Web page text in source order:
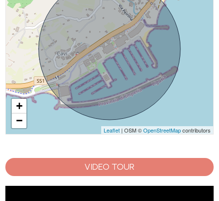
+
−
Leaflet| OSM ©OpenStreetMapcontributors
VIDEO TOUR